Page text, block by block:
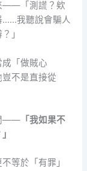
——「測謊？欸
……我聽說會騙人
」
「做賊心
不是直接從
—— 「我如果不
等於「有罪」